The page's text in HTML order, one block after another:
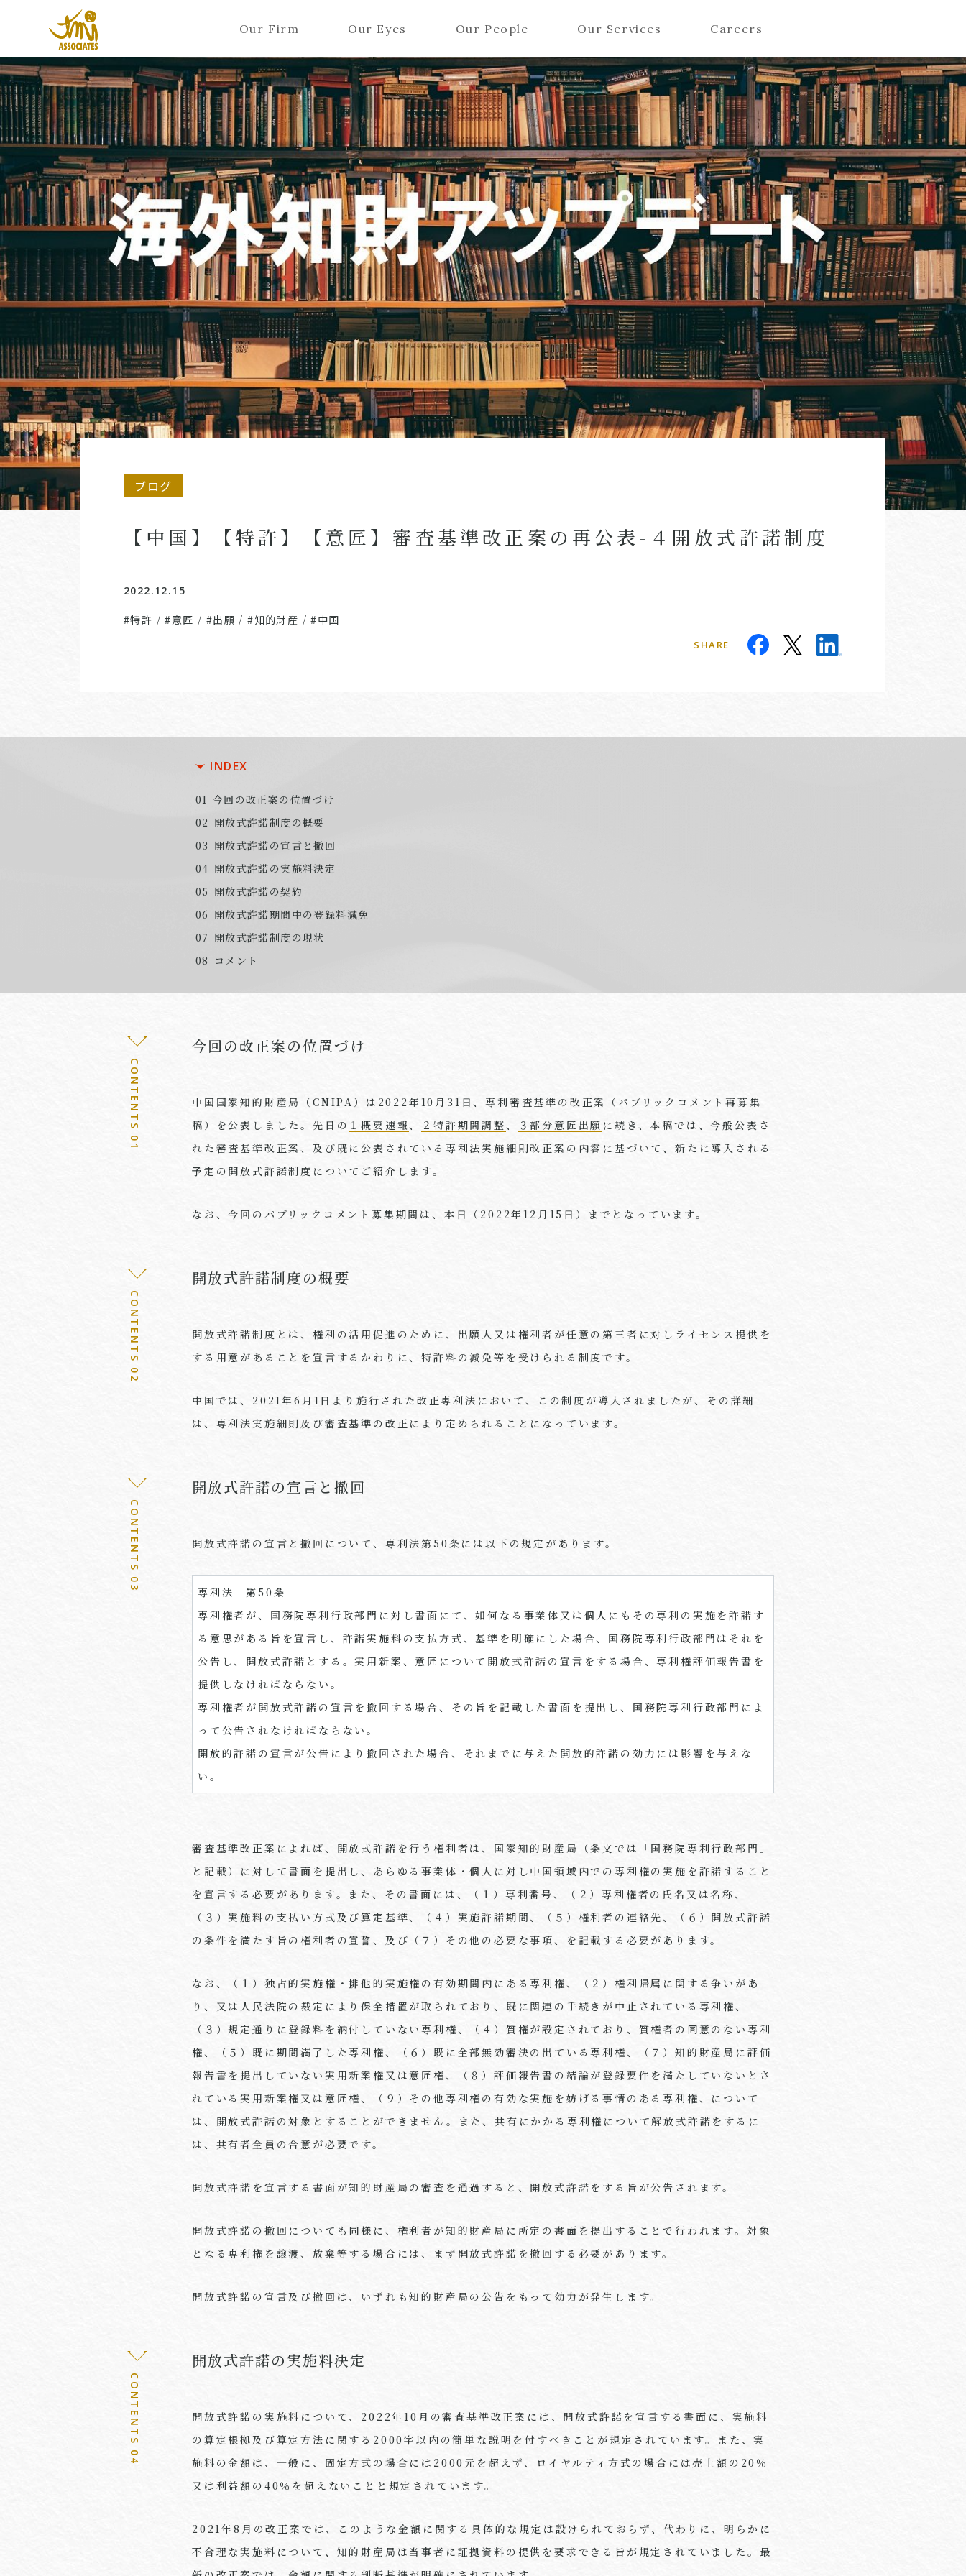
Our Firm Our Eyes Our People Our Services Careers
ブログ
【中国】【特許】【意匠】審査基準改正案の再公表-４開放式許諾制度
2022.12.15
#特許 /#意匠 / #出願 /#知的財産 /#中国
SHARE
INDEX
今回の改正案の位置づけ
開放式許諾制度の概要
開放式許諾の宣言と撤回
開放式許諾の実施料決定
開放式許諾の契約
開放式許諾期間中の登録料減免
開放式許諾制度の現状
コメント
CONTENTS 01
今回の改正案の位置づけ
中国国家知的財産局（CNIPA ）は 2022 年 10 月 31 日、専利審査基準の改正案（パブリックコメント再募集
稿）を公表しました。先日の １概要速報、 ２特許期間調整、 ３部分意匠出願 に続き、本稿では、今般公表さ
れた審査基準改正案、及び既に公表されている専利法実施細則改正案の内容に基づいて、新たに導入される
予定の開放式許諾制度についてご紹介します。
なお、今回のパブリックコメント募集期間は、本日（ 2022年 12 月 15 日）までとなっています。
CONTENTS 02
開放式許諾制度の概要
開放式許諾制度とは、権利の活用促進のために、出願人又は権利者が任意の第三者に対しライセンス提供を
する用意があることを宣言するかわりに、特許料の減免等を受けられる制度です。
中国では、 2021年6 月 1 日より施行された改正専利法において、この制度が導入されましたが、その詳細
は、専利法実施細則及び審査基準の改正により定められることになっています。
CONTENTS 03
開放式許諾の宣言と撤回
開放式許諾の宣言と撤回について、専利法第50条には以下の規定があります。
専利法 第50条
専利権者が、国務院専利行政部門に対し書面にて、如何なる事業体又は個人にもその専利の実施を許諾す
る意思がある旨を宣言し、許諾実施料の支払方式、基準を明確にした場合、国務院専利行政部門はそれを
公告し、開放式許諾とする。実用新案、意匠について開放式許諾の宣言をする場合、専利権評価報告書を
提供しなければならない。
専利権者が開放式許諾の宣言を撤回する場合、その旨を記載した書面を提出し、国務院専利行政部門によ
って公告されなければならない。
開放的許諾の宣言が公告により撤回された場合、それまでに与えた開放的許諾の効力には影響を与えな
い。
審査基準改正案によれば、開放式許諾を行う権利者は、国家知的財産局（条文では「国務院専利行政部門」
と記載）に対して書面を提出し、あらゆる事業体・個人に対し中国領域内での専利権の実施を許諾すること
を宣言する必要があります。また、その書面には、（１）専利番号、（２）専利権者の氏名又は名称、
（３）実施料の支払い方式及び算定基準、（４）実施許諾期間、（５）権利者の連絡先、（６）開放式許諾
の条件を満たす旨の権利者の宣誓、及び（７）その他の必要な事項、を記載する必要があります。
なお、（１）独占的実施権・排他的実施権の有効期間内にある専利権、（２）権利帰属に関する争いがあ
り、又は人民法院の裁定により保全措置が取られており、既に関連の手続きが中止されている専利権、
（３）規定通りに登録料を納付していない専利権、（４）質権が設定されており、質権者の同意のない専利
権、（５）既に期間満了した専利権、（６）既に全部無効審決の出ている専利権、（７）知的財産局に評価
報告書を提出していない実用新案権又は意匠権、（８）評価報告書の結論が登録要件を満たしていないとさ
れている実用新案権又は意匠権、（９）その他専利権の有効な実施を妨げる事情のある専利権、について
は、開放式許諾の対象とすることができません。また、共有にかかる専利権について解放式許諾をするに
は、共有者全員の合意が必要です。
開放式許諾を宣言する書面が知的財産局の審査を通過すると、開放式許諾をする旨が公告されます。
開放式許諾の撤回についても同様に、権利者が知的財産局に所定の書面を提出することで行われます。対象
となる専利権を譲渡、放棄等する場合には、まず開放式許諾を撤回する必要があります。
開放式許諾の宣言及び撤回は、いずれも知的財産局の公告をもって効力が発生します。
CONTENTS 04
開放式許諾の実施料決定
開放式許諾の実施料について、 2022年 10 月の審査基準改正案には、開放式許諾を宣言する書面に、実施料
の算定根拠及び算定方法に関する 2000字以内の簡単な説明を付すべきことが規定されています。また、実
施料の金額は、一般に、固定方式の場合には 2000 元を超えず、ロイヤルティ方式の場合には売上額の 20 ％
又は利益額の 40％を超えないことと規定されています。
2021年8 月の改正案では、このような金額に関する具体的な規定は設けられておらず、代わりに、明らかに
不合理な実施料について、知的財産局は当事者に証拠資料の提供を要求できる旨が規定されていました。最